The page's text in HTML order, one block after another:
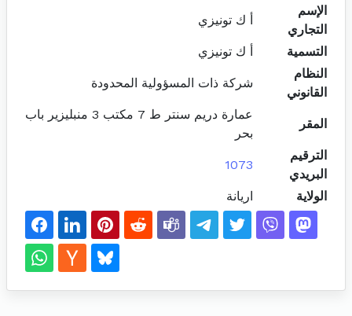
الإسم
التجاري
أ ك تونيزي
التسمية
أ ك تونيزي
النظام
القانوني
شركة ذات المسؤولية المحدودة
المقر
عمارة دريم سنتر ط 7 مكتب 3 منبليزير باب
بحر
الترقيم
البريدي
1073
الولاية اريانة